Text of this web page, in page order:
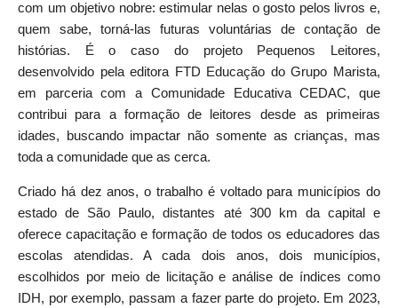
com um objetivo nobre: estimular nelas o gosto pelos livros e,
quem sabe, torná-las futuras voluntárias de contação de
histórias. É o caso do projeto Pequenos Leitores,
desenvolvido pela editora FTD Educação do Grupo Marista,
em parceria com a Comunidade Educativa CEDAC, que
contribui para a formação de leitores desde as primeiras
idades, buscando impactar não somente as crianças, mas
toda a comunidade que as cerca.
Criado há dez anos, o trabalho é voltado para municípios do
estado de São Paulo, distantes até 300 km da capital e
oferece capacitação e formação de todos os educadores das
escolas atendidas. A cada dois anos, dois municípios,
escolhidos por meio de licitação e análise de índices como
IDH, por exemplo, passam a fazer parte do projeto. Em 2023,